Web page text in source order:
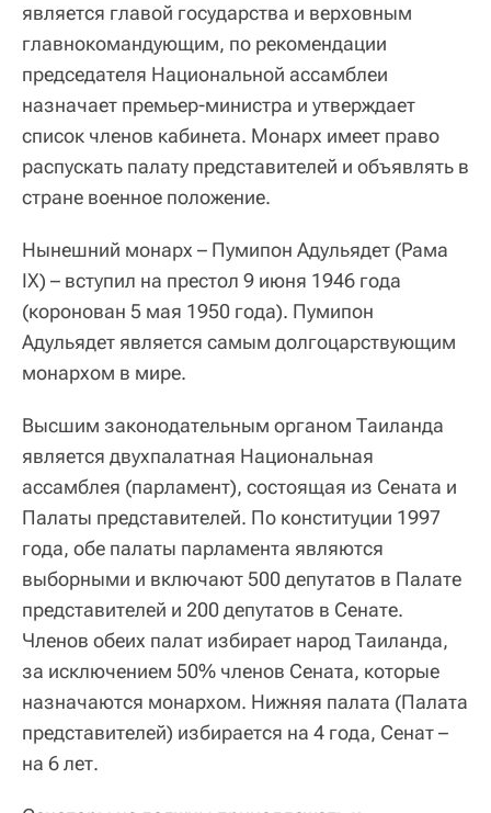
является главой государства и верховным
главнокомандующим, по рекомендации
председателя Национальной ассамблеи
назначает премьер‑министра и утверждает
список членов кабинета. Монарх имеет право
распускать палату представителей и объявлять в
стране военное положение.
Нынешний монарх – Пумипон Адульядет (Рама
IX) – вступил на престол 9 июня 1946 года
(коронован 5 мая 1950 года). Пумипон
Адульядет является самым долгоцарствующим
монархом в мире.
Высшим законодательным органом Таиланда
является двухпалатная Национальная
ассамблея (парламент), состоящая из Сената и
Палаты представителей. По конституции 1997
года, обе палаты парламента являются
выборными и включают 500 депутатов в Палате
представителей и 200 депутатов в Сенате.
Членов обеих палат избирает народ Таиланда,
за исключением 50% членов Сената, которые
назначаются монархом. Нижняя палата (Палата
представителей) избирается на 4 года, Сенат –
на 6 лет.